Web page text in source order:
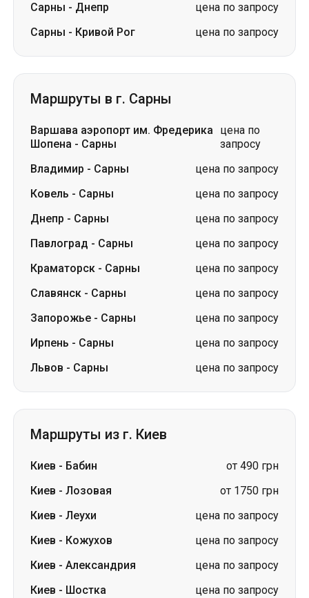
Сарны - Днепр
цена по запросу
Сарны - Кривой Рог цена по запросу
Маршруты в г. Сарны
Варшава аэропорт им. Фредерика
Шопена - Сарны
цена по
запросу
Владимир - Сарны
цена по запросу
Ковель - Сарны
цена по запросу
Днепр - Сарны
цена по запросу
Павлоград - Сарны
цена по запросу
Краматорск - Сарны
цена по запросу
Славянск - Сарны
цена по запросу
Запорожье - Сарны
цена по запросу
Ирпень - Сарны
цена по запросу
Львов - Сарны цена по запросу
Маршруты из г. Киев
Киев - Бабин
от 490 грн
Киев - Лозовая
от 1750 грн
Киев - Леухи
цена по запросу
Киев - Кожухов
цена по запросу
Киев - Александрия
цена по запросу
Киев - Шостка
цена по запросу